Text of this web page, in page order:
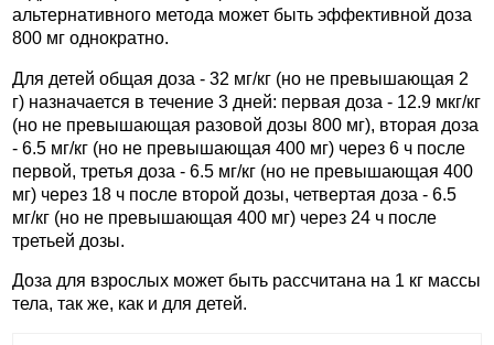
альтернативного метода может быть эффективной доза
800 мг однократно.
Для детей общая доза - 32 мг/кг (но не превышающая 2
г) назначается в течение 3 дней: первая доза - 12.9 мкг/кг
(но не превышающая разовой дозы 800 мг), вторая доза
- 6.5 мг/кг (но не превышающая 400 мг) через 6 ч после
первой, третья доза - 6.5 мг/кг (но не превышающая 400
мг) через 18 ч после второй дозы, четвертая доза - 6.5
мг/кг (но не превышающая 400 мг) через 24 ч после
третьей дозы.
Доза для взрослых может быть рассчитана на 1 кг массы
тела, так же, как и для детей.